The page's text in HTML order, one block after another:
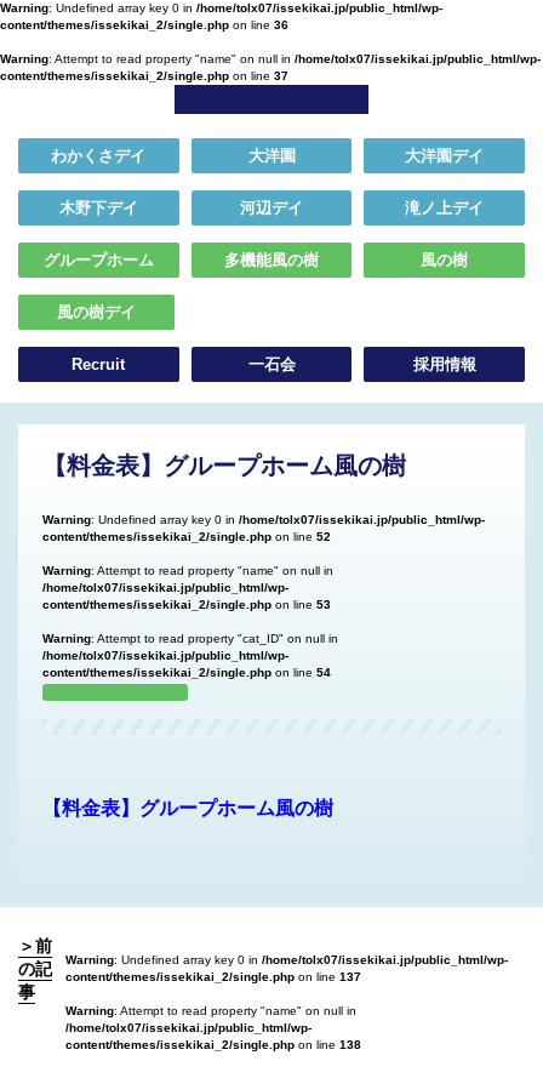
Warning: Undefined array key 0 in /home/tolx07/issekikai.jp/public_html/wp-
content/themes/issekikai_2/single.php on line 36
Warning: Attempt to read property "name" on null in /home/tolx07/issekikai.jp/public_html/wp-
content/themes/issekikai_2/single.php on line 37
わかくさデイ 大洋園 大洋園デイ
木野下デイ 河辺デイ 滝ノ上デイ
グループホーム 多機能風の樹 風の樹
風の樹デイ
Recruit 一石会 採用情報
【料金表】グループホーム風の樹
Warning: Undefined array key 0 in /home/tolx07/issekikai.jp/public_html/wp-
content/themes/issekikai_2/single.php on line 52
Warning: Attempt to read property "name" on null in
/home/tolx07/issekikai.jp/public_html/wp-
content/themes/issekikai_2/single.php on line 53
Warning: Attempt to read property "cat_ID" on null in
/home/tolx07/issekikai.jp/public_html/wp-
content/themes/issekikai_2/single.php on line 54
【料金表】グループホーム風の樹
＞前
の記
事
Warning: Undefined array key 0 in /home/tolx07/issekikai.jp/public_html/wp-
content/themes/issekikai_2/single.phpon line 137
Warning: Attempt to read property "name" on null in
/home/tolx07/issekikai.jp/public_html/wp-
content/themes/issekikai_2/single.phpon line 138